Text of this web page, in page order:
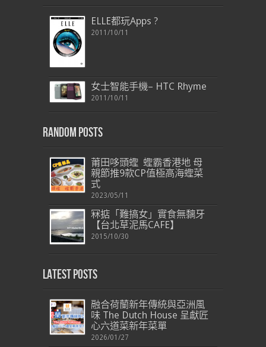
ELLE都玩Apps ?
2011/10/11
女士智能手機– HTC Rhyme
2011/10/11
Random Posts
莆田哆頭蟶 蟶霸香港地 母
親節推9款CP值極高海蟶菜
式
2023/05/11
冧掂「難搞女」實食無黐牙
【台北草泥馬CAFE】
2015/10/30
Latest Posts
融合荷蘭新年傳統與亞洲風
味 The Dutch House 呈獻匠
心六道菜新年菜單
2026/01/27